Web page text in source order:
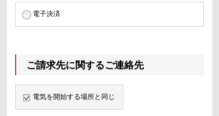
電子決済
ご請求先に関するご連絡先
電気を開始する場所と同じ